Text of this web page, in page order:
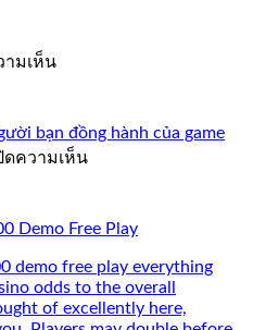
ามเห็นบน
bạn đồng hành của game
ดความเห็นบน
Đặc
Biệt
Best
–
Người
bạn
Demo Free Play
demo free play everything
odds to the overall
of excellently here,